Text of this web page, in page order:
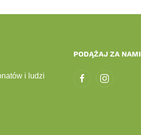
i ludzi
PODĄŻAJ ZA NAMI